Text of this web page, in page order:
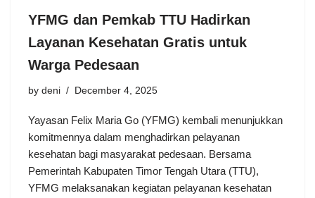
YFMG dan Pemkab TTU Hadirkan
Layanan Kesehatan Gratis untuk
Warga Pedesaan
by deni December 4, 2025
Yayasan Felix Maria Go (YFMG) kembali menunjukkan
komitmennya dalam menghadirkan pelayanan
kesehatan bagi masyarakat pedesaan. Bersama
Pemerintah Kabupaten Timor Tengah Utara (TTU),
YFMG melaksanakan kegiatan pelayanan kesehatan